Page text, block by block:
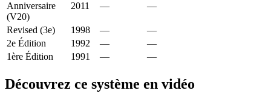
Anniversaire
(V20)
2011 — —
Revised (3e) 1998 —
—
2e Édition
1992 —
—
1ère Édition
1991 — —
Découvrez ce système en vidéo